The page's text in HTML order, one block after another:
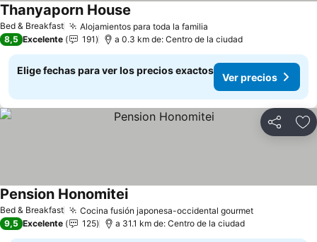
Bed & Breakfast Alojamientos para toda la familia
Thanyaporn House
8,5 Excelente 191 a 0.3 km de: Centro de la ciudad
Elige fechas para ver los precios exactos
Ver precios
Compartir
Bed & Breakfast Cocina fusión japonesa-occidental gourmetVer precios
Pension HonomiteiVer precios
9,5 Excelente 125 a 31.1 km de: Centro de la ciudad